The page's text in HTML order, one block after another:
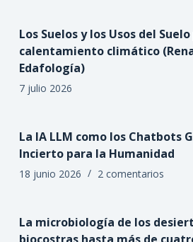
Los Suelos y los Usos del
calentamiento climático
Edafología)
7 julio 2026
La IA LLM como los Chatbots
Incierto para la Humanidad
18 junio 2026 2 comentarios
La microbiología de los